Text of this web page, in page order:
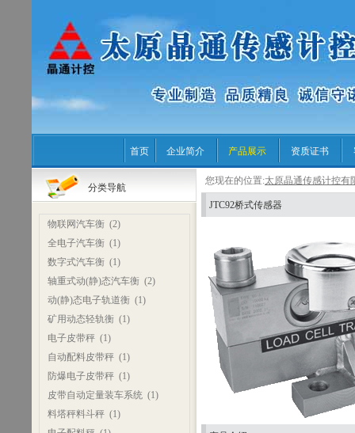
首页 企业简介 产品展示 资质证书
分类导航
物联网汽车衡(2)
全电子汽车衡(1)
数字式汽车衡(1)
轴重式动(静)态汽车衡(2)
动(静)态电子轨道衡(1)
矿用动态轻轨衡(1)
电子皮带秤(1)
自动配料皮带秤(1)
防爆电子皮带秤(1)
皮带自动定量装车系统(1)
料塔秤料斗秤(1)
您现在的位置:太原晶通传感计控有
JTC92桥式传感器